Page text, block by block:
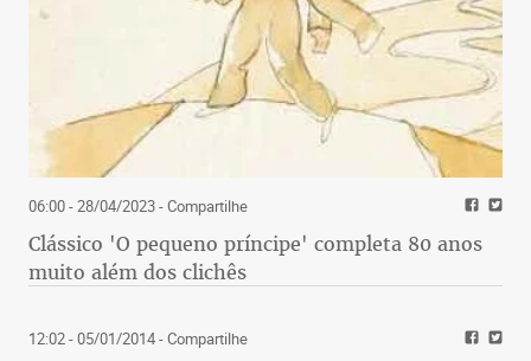
06:00 - 28/04/2023- Compartilhe
Clássico 'O pequeno príncipe' completa 80 anos
muito além dos clichês
12:02 - 05/01/2014- Compartilhe